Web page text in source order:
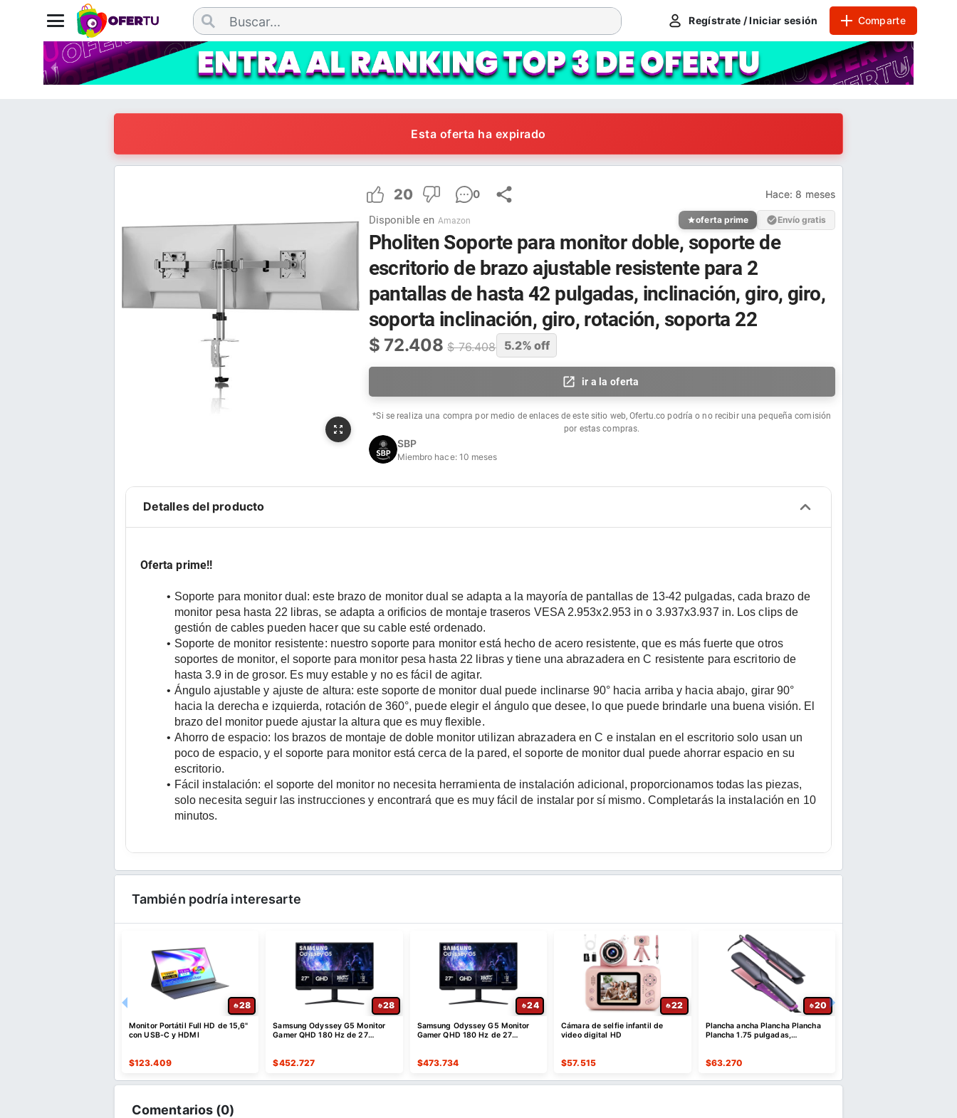
Regístrate / Iniciar sesión Comparte
Esta oferta ha expirado
20 0 Hace:8 meses
Disponible en Amazon oferta prime Envío gratis
Pholiten Soporte para monitor doble, soporte de
escritorio de brazo ajustable resistente para 2
pantallas de hasta 42 pulgadas, inclinación, giro, giro,
soporta inclinación, giro, rotación, soporta 22
$ 72.408 $76.408 5.2% off
ir a la oferta
*Si se realiza una compra por medio de enlaces de este sitio web, Ofertu.co podría o no recibir una pequeña comisión
por estas compras.
SBP
Miembro hace: 10 meses
Detalles del producto
Oferta prime!!
Soporte para monitor dual: este brazo de monitor dual se adapta a la mayoría de pantallas de 13-42 pulgadas, cada brazo de
monitor pesa hasta 22 libras, se adapta a orificios de montaje traseros VESA 2.953x2.953 in o 3.937x3.937 in. Los clips de
gestión de cables pueden hacer que su cable esté ordenado.
Soporte de monitor resistente: nuestro soporte para monitor está hecho de acero resistente, que es más fuerte que otros
soportes de monitor, el soporte para monitor pesa hasta 22 libras y tiene una abrazadera en C resistente para escritorio de
hasta 3.9 in de grosor. Es muy estable y no es fácil de agitar.
Ángulo ajustable y ajuste de altura: este soporte de monitor dual puede inclinarse 90° hacia arriba y hacia abajo, girar 90°
hacia la derecha e izquierda, rotación de 360°, puede elegir el ángulo que desee, lo que puede brindarle una buena visión. El
brazo del monitor puede ajustar la altura que es muy flexible.
Ahorro de espacio: los brazos de montaje de doble monitor utilizan abrazadera en C e instalan en el escritorio solo usan un
poco de espacio, y el soporte para monitor está cerca de la pared, el soporte de monitor dual puede ahorrar espacio en su
escritorio.
Fácil instalación: el soporte del monitor no necesita herramienta de instalación adicional, proporcionamos todas las piezas,
solo necesita seguir las instrucciones y encontrará que es muy fácil de instalar por sí mismo. Completarás la instalación en 10
minutos.
También podría interesarte
28
Monitor Portátil Full HD de 15,6"
con USB-C y HDMI
$123.409
28
Samsung Odyssey G5 Monitor
Gamer QHD 180 Hz de 27
$452.727
24
Samsung Odyssey G5 Monitor
Gamer QHD 180 Hz de 27
$473.734
22
Cámara de selfie infantil de
video digital HD
$57.515
20
Plancha ancha Plancha Plancha
Plancha 1.75 pulgadas,
$63.270
Comentarios (0)